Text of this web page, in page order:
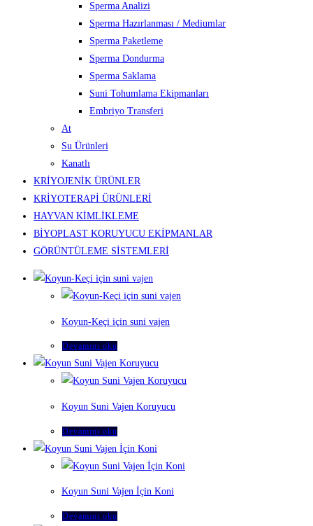
Sperma Analizi
Sperma Hazırlanması / Mediumlar
Sperma Paketleme
Sperma Dondurma
Sperma Saklama
Suni Tohumlama Ekipmanları
Embriyo Transferi
At
Su Ürünleri
Kanatlı
KRİYOJENİK ÜRÜNLER
KRİYOTERAPİ ÜRÜNLERİ
HAYVAN KİMLİKLEME
BİYOPLAST KORUYUCU EKİPMANLAR
GÖRÜNTÜLEME SİSTEMLERİ
Koyun-Keçi için suni vajen
Devamını oku
Koyun Suni Vajen Koruyucu
Devamını oku
Koyun Suni Vajen İçin Koni
Devamını oku